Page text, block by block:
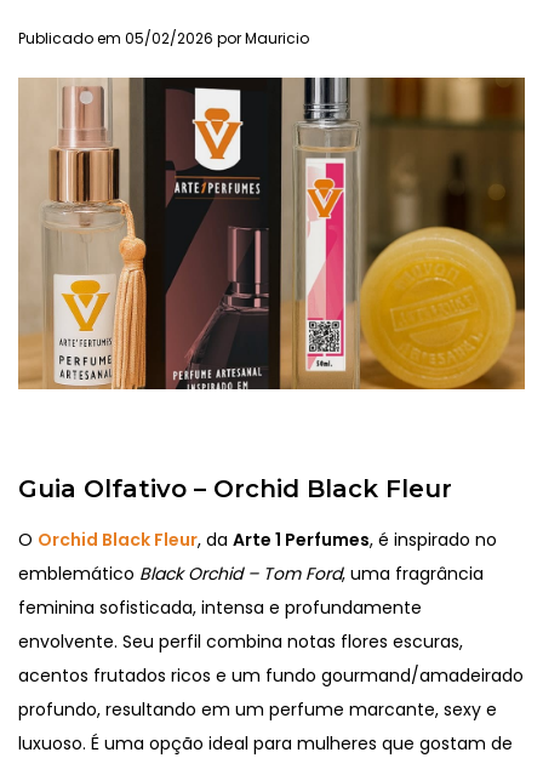
Publicado em 05/02/2026 por Mauricio
Guia Olfativo – Orchid Black Fleur
O Orchid Black Fleur, da Arte 1 Perfumes, é inspirado no
emblemático Black Orchid – Tom Ford, uma fragrância
feminina sofisticada, intensa e profundamente
envolvente. Seu perfil combina notas flores escuras,
acentos frutados ricos e um fundo gourmand/amadeirado
profundo, resultando em um perfume marcante, sexy e
luxuoso. É uma opção ideal para mulheres que gostam de